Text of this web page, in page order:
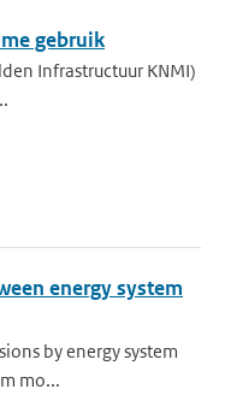
gebruik
Infrastructuur KNMI)
energy system
by energy system
mo...